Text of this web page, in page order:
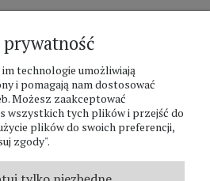
prywatność
technologie umożliwiają
i pomagają nam dostosować
Możesz zaakceptować
wszystkich tych plików i przejść do
plików do swoich preferencji,
zgody".